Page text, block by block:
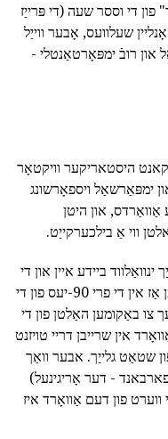
פון די וססר שעה (די פּרייַז
שעלוועס, אָבער ווייַל
און רובֿ ימפּאָרטאַנטלי -
היסטאריקער וויקטאָר
ימפּאַרשאַל ויספאָרשונג
און היטן
ווי אַ בילכערקייַט.
ביידע איין און די
אנדערע זייַט (קוינע-טרעגער), ער געפֿונען אַז אין די פרי 90-יעס פון די
צו באַקומען האַלטן פון די
אין שרייבן דריי טויזנט
שטאַט גלייַך. אבער וואַך
פארבאנד - דער אָריגינעל)
פון דעם אַוואָרד איז